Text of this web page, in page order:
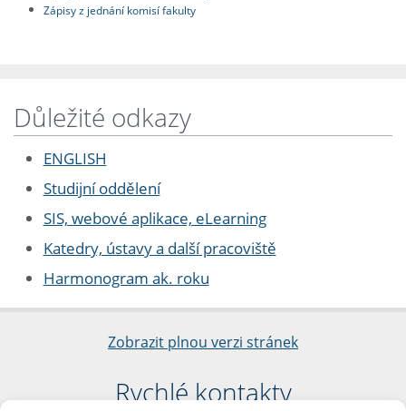
Zápisy z jednání komisí fakulty
Důležité odkazy
ENGLISH
Studijní oddělení
SIS, webové aplikace, eLearning
Katedry, ústavy a další pracoviště
Harmonogram ak. roku
Zobrazit plnou verzi stránek
Rychlé kontakty